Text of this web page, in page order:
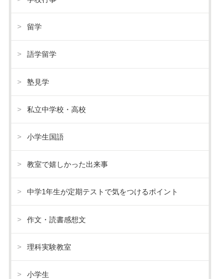
留学
語学留学
塾見学
私立中学校・高校
小学生国語
教室で嬉しかった出来事
中学1年生が定期テストで気をつけるポイント
作文・読書感想文
理科実験教室
小学生